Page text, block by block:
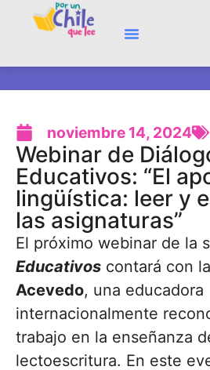
noviembre 14, 2024
Webinar de
Educativos: “El
lingüística: leer y
las asignaturas”
El próximo webinar de la
Educativos contará con la
Acevedo, una educadora
internacionalmente
trabajo en la enseñanza
lectoescritura. En este